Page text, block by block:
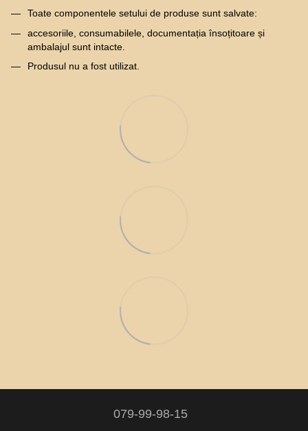
Toate componentele setului de produse sunt salvate:
accesoriile, consumabilele, documentația însoțitoare și
ambalajul sunt intacte.
Produsul nu a fost utilizat.
079-99-98-15